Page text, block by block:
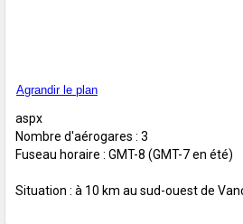
Agrandir le plan
aspx
Nombre d'aérogares : 3
Fuseau horaire : GMT-8 (GMT-7 en été)
Situation : à 10 km au sud-ouest de